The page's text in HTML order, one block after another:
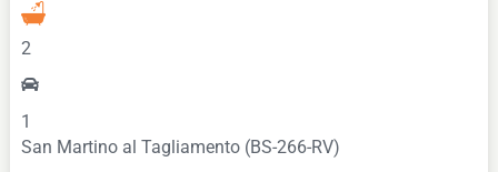
2
1
San Martino al Tagliamento (BS-266-RV)